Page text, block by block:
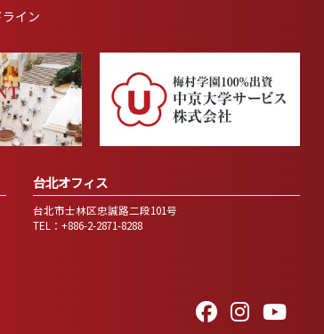
イン
台北オフィス
台北市士林区忠誠路二段101号
TEL：+886-2-2871-8288